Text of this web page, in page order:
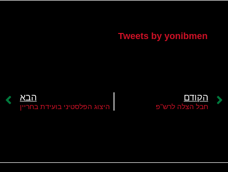
Tweets by yonibmen
הקודם
חבל הצלה לרש"פ
הבא
היצוג הפלסטיני בועידת בחריין